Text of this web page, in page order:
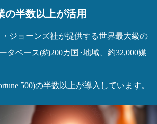
の半数以上が活用
ジョーンズ社が提供する世界最大級の
タベース(約200カ国･地域、約32,000媒
500)の半数以上が導入しています。